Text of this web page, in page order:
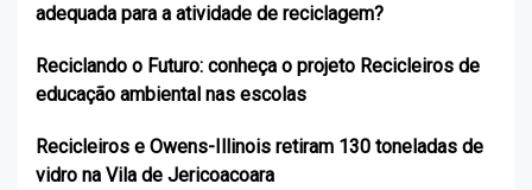
adequada para a atividade de reciclagem?
Reciclando o Futuro: conheça o projeto Recicleiros de
educação ambiental nas escolas
Recicleiros e Owens-Illinois retiram 130 toneladas de
vidro na Vila de Jericoacoara